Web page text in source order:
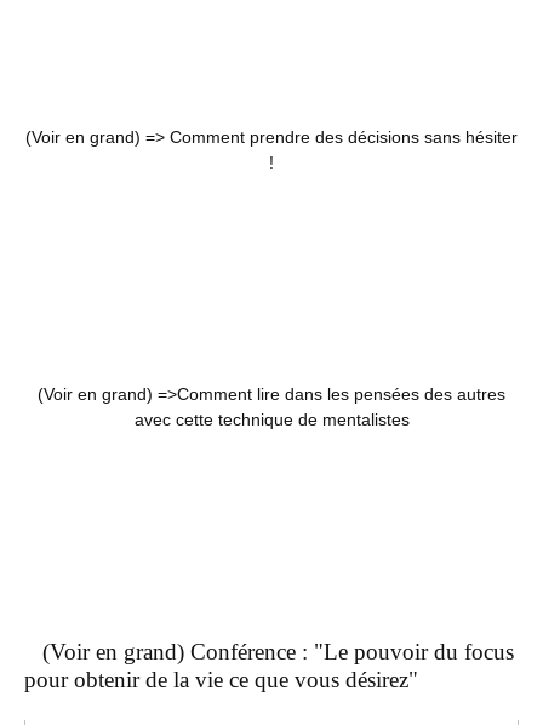
(Voir en grand) => Comment prendre des décisions sans hésiter
!
(Voir en grand) =>Comment lire dans les pensées des autres
avec cette technique de mentalistes
(Voir en grand) Conférence : "Le pouvoir du focus
pour obtenir de la vie ce que vous désirez"